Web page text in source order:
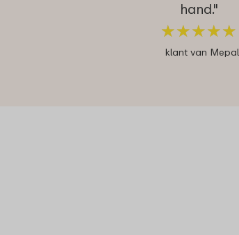
hand."
★★★★★
★★★★★
klant van Mepal